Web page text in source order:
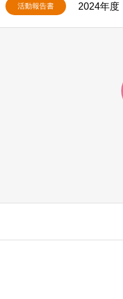
活動報告書 2024年度